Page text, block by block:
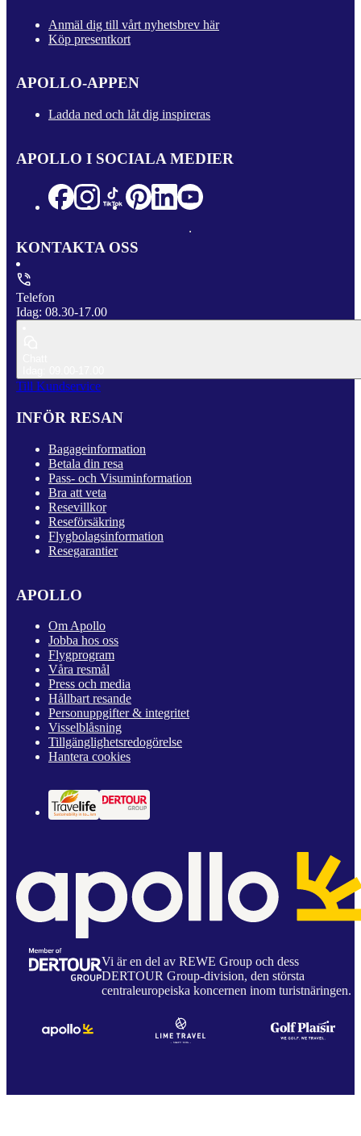
Anmäl dig till vårt nyhetsbrev här
Köp presentkort
APOLLO-APPEN
Ladda ned och låt dig inspireras
APOLLO I SOCIALA MEDIER
KONTAKTA OSS
Telefon
Idag: 08.30-17.00
Till Kundservice
INFÖR RESAN
Bagageinformation
Betala din resa
Pass- och Visuminformation
Bra att veta
Resevillkor
Reseförsäkring
Flygbolagsinformation
Resegarantier
APOLLO
Om Apollo
Jobba hos oss
Flygprogram
Våra resmål
Press och media
Hållbart resande
Personuppgifter & integritet
Visselblåsning
Tillgänglighetsredogörelse
Hantera cookies
Vi är en del av REWE Group och dess
DERTOUR Group-division, den största
centraleuropeiska koncernen inom turistnäringen.